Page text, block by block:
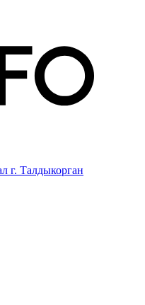
г. Талдыкорган